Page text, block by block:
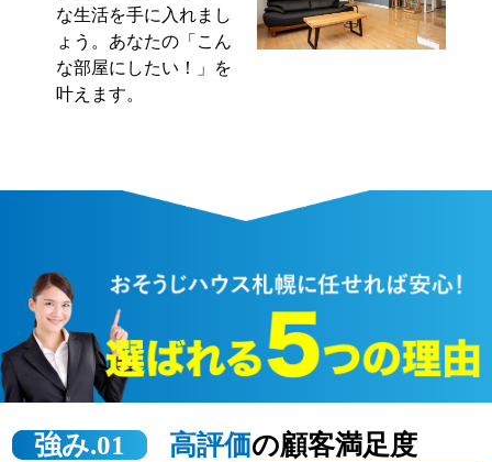
な生活を手に入れまし
ょう。あなたの「こん
な部屋にしたい！」を
叶えます。
強み.01 高評価の顧客満足度